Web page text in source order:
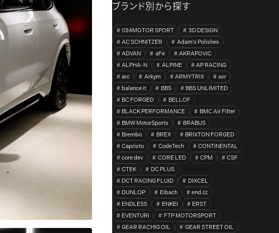
ブランド別から探す
034MOTOR SPORT
3D DESIGN
AC SCHNITZER
Adam's Polishes
ADVAN
aFe
AKRAPOVIC
ALPHA-N
ALPINE
AP RACING
arc
Arkym ARMYTRIX
asr
balance it
BBS
BBS UNLIMITED
BC FORGED
BELLOF
BLACK PERFORMANCE
BMC Air Filter
BMW MotorSports
BRABUS
Brembo
BREX
BRIXTON FORGED
Capristo
CodeTech
CONTINENTAL
core dev
CORE LED CPM
CSF
CTEK
DC PLUS
DCT RACING FLUID
DIXCEL
DUNLOP
Eibach
end.㏄
ENDLESS
ENKEI
ERST
EVENTURI
FTP MOTORSPORT
GEAR RACHIG OIL
GEAR STREET OIL